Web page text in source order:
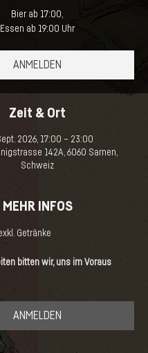
Bier ab 17:00,
Essen ab 19:00 Uhr
ANMELDEN
Zeit & Ort
2026, 17:00 – 23:00
142A, 6060 Sarnen,
Schweiz
MEHR INFOS
Getränke
bitten wir, uns im Voraus
ANMELDEN